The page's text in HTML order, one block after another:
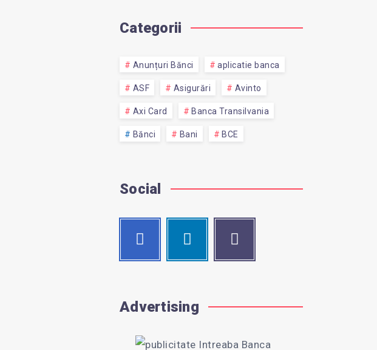
Categorii
Anunțuri Bănci aplicatie banca
ASF Asigurări Avinto
Axi Card Banca Transilvania
Bănci Bani BCE
Social
Facebook
Follow
Linkedin Email
Contact
Advertising